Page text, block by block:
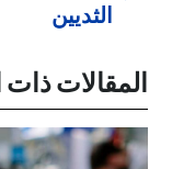
الثديين
المقالات